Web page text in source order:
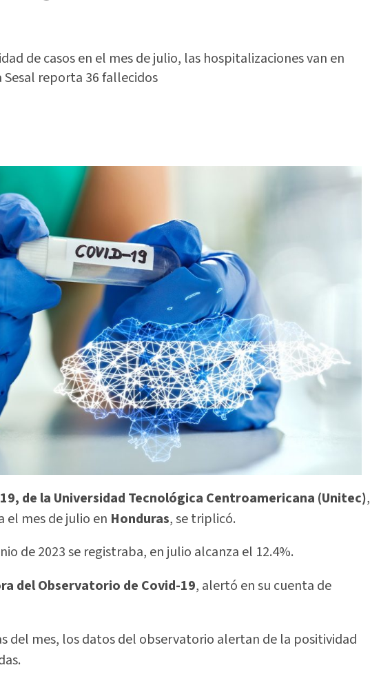
de casos en el mes de julio, las hospitalizaciones van en
reporta 36 fallecidos
de la Universidad Tecnológica Centroamericana (Unitec),
el mes de julio en Honduras, se triplicó.
de 2023 se registraba, en julio alcanza el 12.4%.
del Observatorio de Covid-19, alertó en su cuenta de
del mes, los datos del observatorio alertan de la positividad